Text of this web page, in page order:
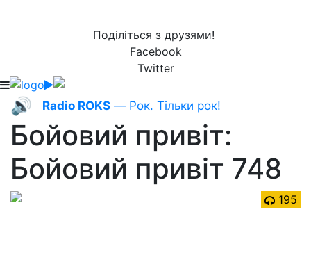
Поділіться з друзями!
Facebook
Twitter
🔊 Radio ROKS — Рок. Тільки рок!
Бойовий привіт:
Бойовий привіт 748
195